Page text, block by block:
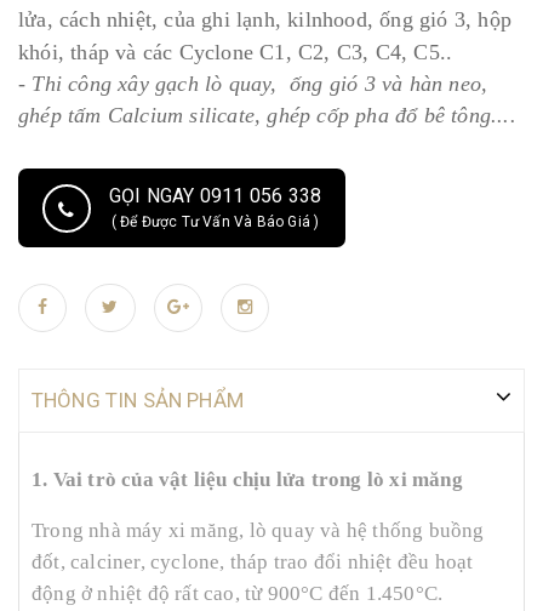
lửa, cách nhiệt, của ghi lạnh, kilnhood, ống gió 3, hộp
khói, tháp và các Cyclone C1, C2, C3, C4, C5..
- Thi công xây gạch lò quay, ống gió 3 và hàn neo,
ghép tấm Calcium silicate, ghép cốp pha đổ bê tông....
GỌI NGAY 0911 056 338
( Để Được Tư Vấn Và Báo Giá )
THÔNG TIN SẢN PHẨM
1. Vai trò của vật liệu chịu lửa trong lò xi măng
Trong nhà máy xi măng, lò quay và hệ thống buồng
đốt, calciner, cyclone, tháp trao đổi nhiệt đều hoạt
động ở nhiệt độ rất cao, từ 900°C đến 1.450°C.